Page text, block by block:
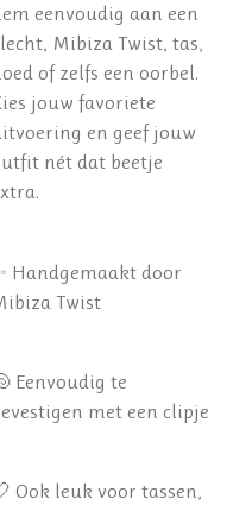
eenvoudig aan een
Mibiza Twist, tas,
of zelfs een oorbel.
jouw favoriete
en geef jouw
nét dat beetje
Handgemaakt door
Twist
Eenvoudig te
met een clipje
Ook leuk voor tassen,